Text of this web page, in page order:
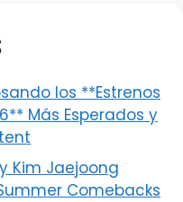
los **Estrenos
Más Esperados y
Kim Jaejoong
Comebacks